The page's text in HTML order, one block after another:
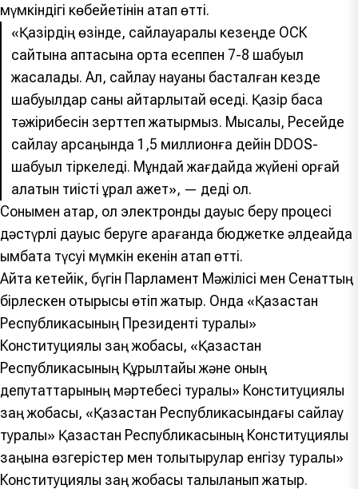
мүмкіндігі көбейетінін атап өтті.
«Қазірдің өзінде, сайлауаралық кезеңде ОСК
сайтына аптасына орта есеппен 7-8 шабуыл
жасалады. Ал, сайлау науқаны басталған кезде
шабуылдар саны айтарлықтай өседі. Қазір басқа
тәжірибесін зерттеп жатырмыз. Мысалы, Ресейде
сайлау қарсаңында 1,5 миллионға дейін DDOS-
шабуыл тіркеледі. Мұндай жағдайда жүйені қорғай
алатын тиісті құрал қажет», — деді ол.
Сонымен қатар, ол электронды дауыс беру процесі
дәстүрлі дауыс беруге қарағанда бюджетке әлдеқайда
қымбатқа түсуі мүмкін екенін атап өтті.
Айта кетейік, бүгін Парламент Мәжілісі мен Сенаттың
бірлескен отырысы өтіп жатыр. Онда «Қазақстан
Республикасының Президенті туралы»
Конституциялық заң жобасы, «Қазақстан
Республикасының Құрылтайы және оның
депутаттарының мәртебесі туралы» Конституциялық
заң жобасы, «Қазақстан Республикасындағы сайлау
туралы» Қазақстан Республикасының Конституциялық
заңына өзгерістер мен толықтырулар енгізу туралы»
Конституциялық заң жобасы талқыланып жатыр.